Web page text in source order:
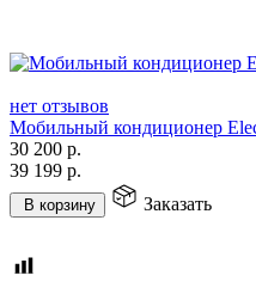
нет отзывов
Мобильный кондиционер
30 200 р.
39 199 р.
В корзину Заказать